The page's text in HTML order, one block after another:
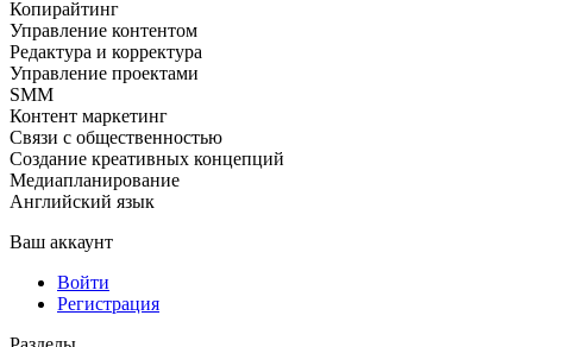
Копирайтинг
Управление контентом
Редактура и корректура
Управление проектами
SMM
Контент маркетинг
Связи с общественностью
Создание креативных концепций
Медиапланирование
Английский язык
Ваш аккаунт
Войти
Регистрация